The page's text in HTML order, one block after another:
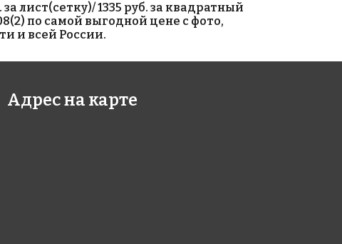
Rose WA 16
327x327
Rose WA 11
327x327
лист(сетку)/ 1335 руб. за квадратный
по самой выгодной цене с фото,
и всей России.
Адрес на карте